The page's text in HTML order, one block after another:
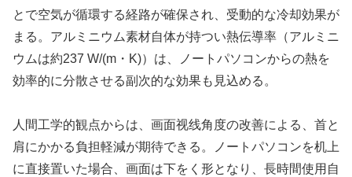
とで空気が循環する経路が確保され、受動的な冷却効果が
まる。アルミニウム素材自体が持つい熱伝導率（アルミニ
ウムは約237 W/(m・K)）は、ノートパソコンからの熱を
効率的に分散させる副次的な効果も見込める。
人間工学的観点からは、画面视线角度の改善による、首と
肩にかかる負担軽減が期待できる。ノートパソコンを机上
に直接置いた場合、画面は下をく形となり、長時間使用自